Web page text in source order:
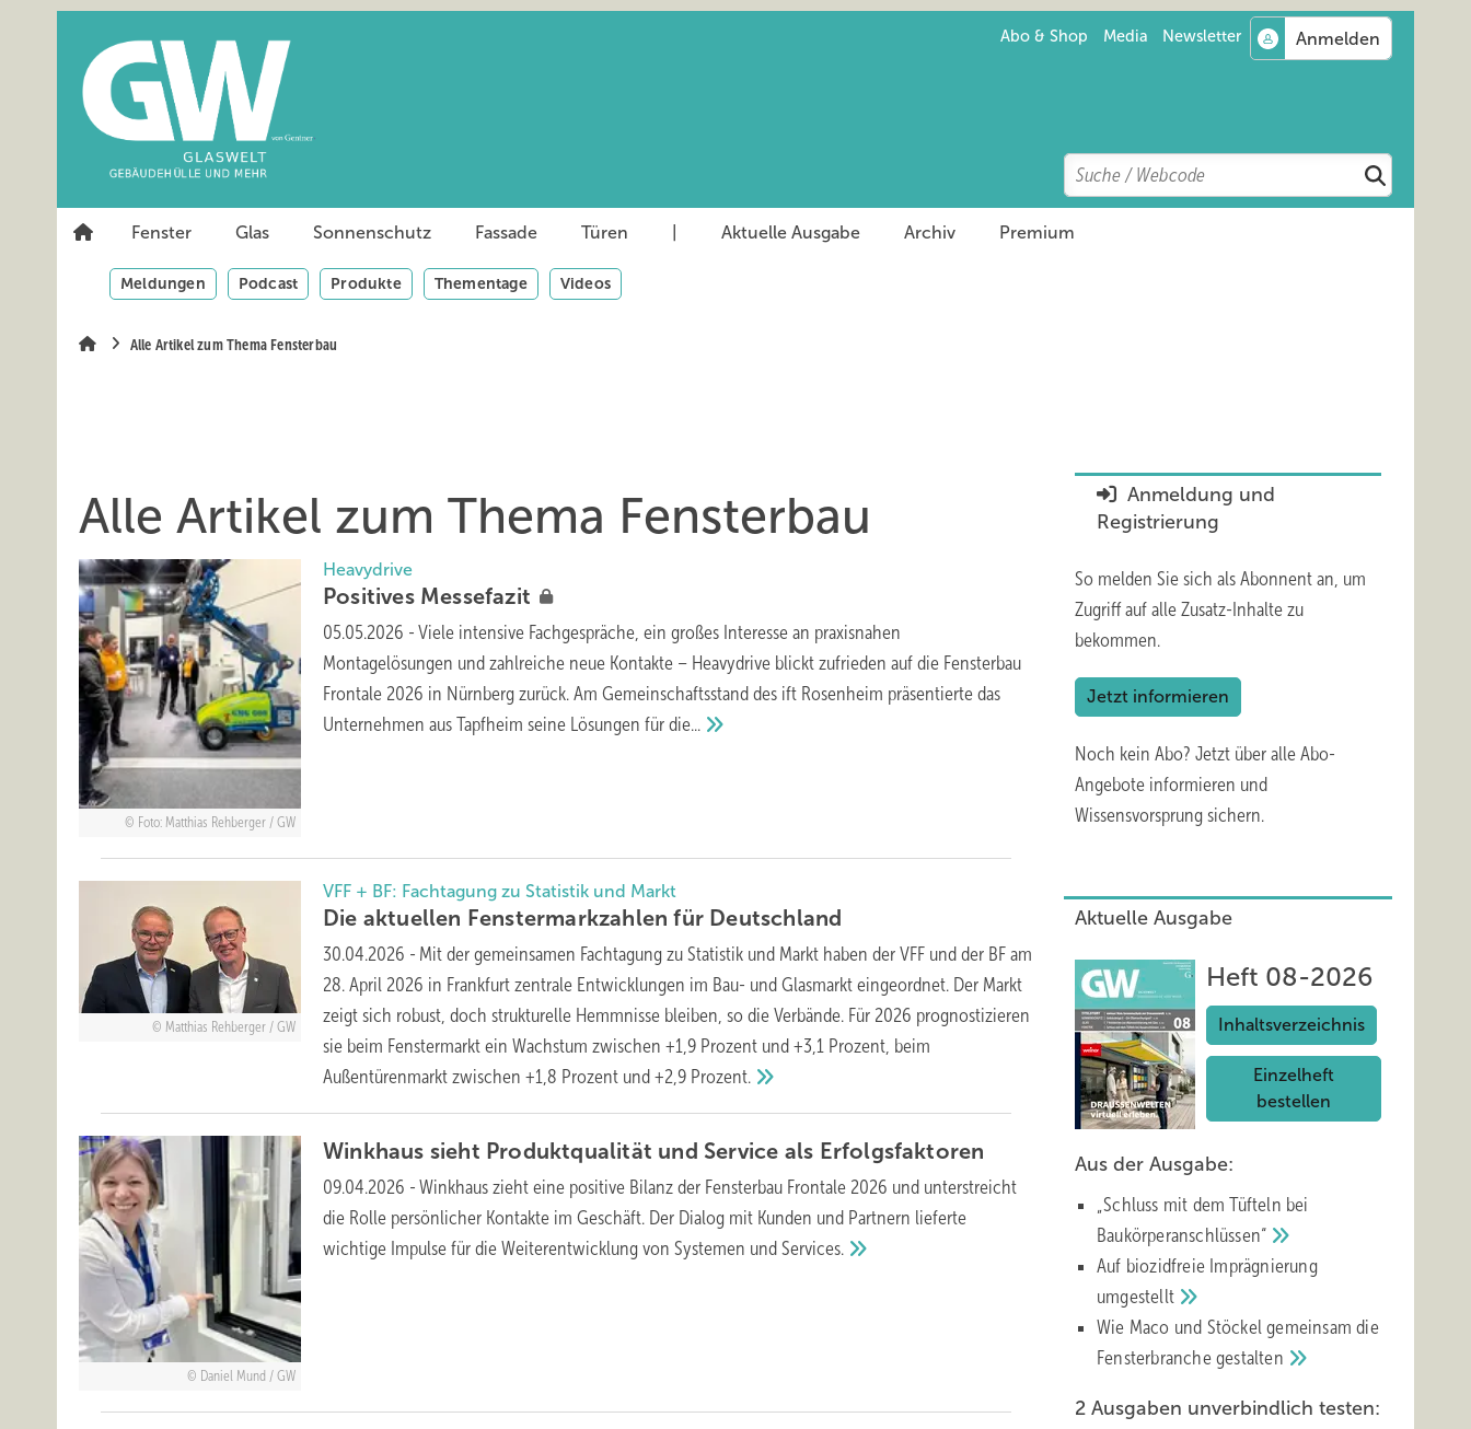
Abo & Shop Media Newsletter
Search
Suchen
Fenster Glas Sonnenschutz Fassade Türen Aktuelle Ausgabe Archiv Premium
Meldungen Podcast Produkte Thementage Videos
Alle Artikel zum Thema Fensterbau
Alle Artikel zum Thema Fensterbau
Foto: Matthias Rehberger / GW
Heavydrive
Positives Messefazit
05.05.2026 - Viele intensive Fachgespräche, ein großes Interesse an praxisnahen
Montagelösungen und zahlreiche neue Kontakte – Heavydrive blickt zufrieden auf die Fensterbau
Frontale 2026 in Nürnberg zurück. Am Gemeinschaftsstand des ift Rosenheim präsentierte das
Unternehmen aus Tapfheim seine Lösungen fürdie...
Matthias Rehberger / GW
VFF + BF: Fachtagung zu Statistik und Markt
Die aktuellen Fenstermarkzahlen für Deutschland
30.04.2026 - Mit der gemeinsamen Fachtagung zu Statistik und Markt haben der VFF und der BF am
28. April 2026 in Frankfurt zentrale Entwicklungen im Bau- und Glasmarkt eingeordnet. Der Markt
zeigt sich robust, doch strukturelle Hemmnisse bleiben, so die Verbände. Für 2026 prognostizieren
sie beim Fenstermarkt ein Wachstum zwischen +1,9 Prozent und +3,1 Prozent, beim
Außentürenmarkt zwischen +1,8 Prozent und +2,9 Prozent.
Daniel Mund / GW
Winkhaus sieht Produktqualität und Service als Erfolgsfaktoren
09.04.2026 - Winkhaus zieht eine positive Bilanz der Fensterbau Frontale 2026 und unterstreicht
die Rolle persönlicher Kontakte im Geschäft. Der Dialog mit Kunden und Partnern lieferte
wichtige Impulse für die Weiterentwicklung von Systemen undServices.
Anmeldung und
Registrierung
So melden Sie sich als Abonnent an, um
Zugriff auf alle Zusatz-Inhalte zu
bekommen.
Jetzt informieren
Noch kein Abo? Jetzt über alle Abo-
Angebote informieren und
Wissensvorsprung sichern.
Aktuelle Ausgabe
Heft 08-2026
Inhaltsverzeichnis
Einzelheft
bestellen
Aus der Ausgabe:
„Schluss mit d em Tüfteln bei
Baukörperanschlüssen“
Auf biozidfreie Imprägnierung
umgestellt
Wie Maco und Stöckel gemeinsam die
Fensterbranche gestalten
2 Ausgaben unverbindlich testen: